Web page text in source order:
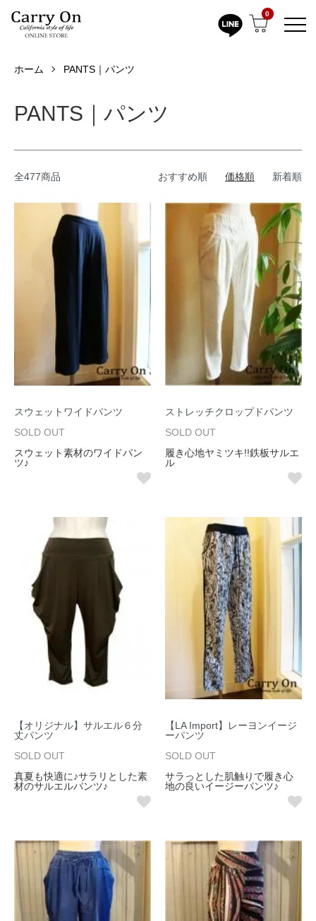
0
ホーム PANTS｜パンツ
PANTS｜パンツ
全477商品 おすすめ順 価格順 新着順
スウェットワイドパンツ
SOLD OUT
スウェット素材のワイドパン
ツ♪
ストレッチクロップドパンツ
SOLD OUT
履き心地ヤミツキ!!鉄板サルエ
ル
【オリジナル】サルエル６分
丈パンツ
SOLD OUT
真夏も快適に♪サラリとした素
材のサルエルパンツ♪
【LA Import】レーヨンイージ
ーパンツ
SOLD OUT
サラっとした肌触りで履き心
地の良いイージーパンツ♪